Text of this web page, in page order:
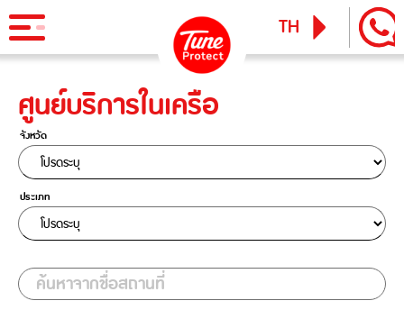
ผลิตภัณฑ์
ประกันภัยสำหรับบุคคล
ประกันภัยการเดินทาง
ทูน ไอพาส
ทูน ทราเวล ประกันเดินทางต่างประเทศ
ประกันความเสี่ยงภัยทุกชนิดสำหรับงานรับเหมาก่อสร้าง/ติดตั้ง
ข่าวสารและกิจกรรม
บริการ
Tune Care
Tune Connect
เรียกร้องสินไหม
TH
ศูนย์บริการในเครือ
จังหวัด
ประเภท
ค้นหาจากชื่อสถานที่